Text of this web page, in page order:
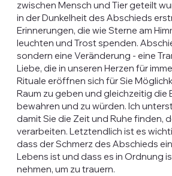
zwischen Mensch und Tier geteilt
in der Dunkelheit des Abschieds
Erinnerungen, die wie Sterne am
leuchten und Trost spenden.
sondern eine Veränderung - eine
Liebe, die in unseren Herzen für
Rituale eröffnen sich für Sie
Raum zu geben und gleichzeitig die
bewahren und zu würden. Ich
damit Sie die Zeit und Ruhe finden,
verarbeiten. Letztendlich ist es
dass der Schmerz des Abschieds
Lebens ist und dass es in Ordnung
nehmen, um zu trauern.